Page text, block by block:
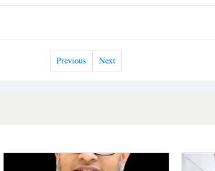
Previous Next